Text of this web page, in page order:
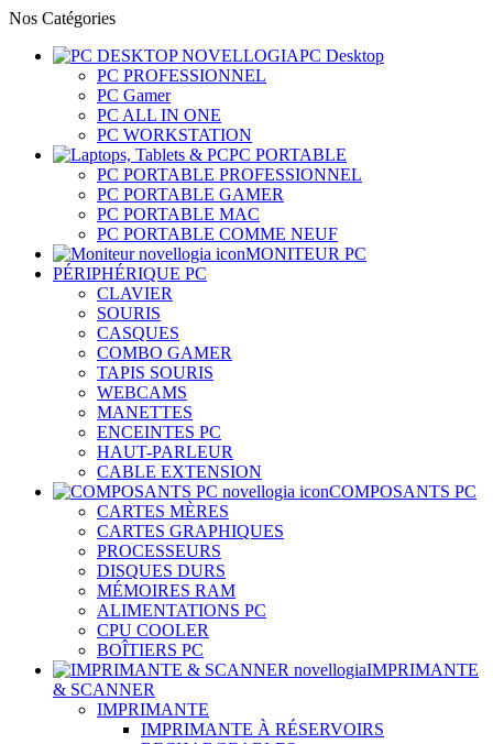
Nos Catégories
PC Desktop
PC PROFESSIONNEL
PC Gamer
PC ALL IN ONE
PC WORKSTATION
PC PORTABLE
PC PORTABLE PROFESSIONNEL
PC PORTABLE GAMER
PC PORTABLE MAC
PC PORTABLE COMME NEUF
MONITEUR PC
PÉRIPHÉRIQUE PC
CLAVIER
SOURIS
CASQUES
COMBO GAMER
TAPIS SOURIS
WEBCAMS
MANETTES
ENCEINTES PC
HAUT-PARLEUR
CABLE EXTENSION
COMPOSANTS PC
CARTES MÈRES
CARTES GRAPHIQUES
PROCESSEURS
DISQUES DURS
MÉMOIRES RAM
ALIMENTATIONS PC
CPU COOLER
BOÎTIERS PC
IMPRIMANTE
& SCANNER
IMPRIMANTE
IMPRIMANTE À RÉSERVOIRS